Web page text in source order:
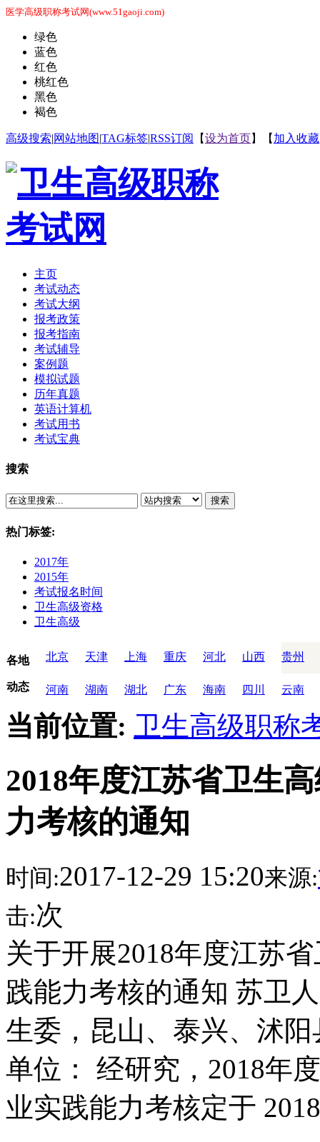
医学高级职称考试网(www.51gaoji.com)
绿色
蓝色
红色
桃红色
黑色
褐色
高级搜索|网站地图|TAG标签|RSS订阅 【设为首页】【 加入收藏
主页
考试动态
考试大纲
报考政策
报考指南
考试辅导
案例题
模拟试题
历年真题
英语计算机
考试用书
考试宝典
搜索
搜索
热门标签:
2017年
2015年
考试报名时间
卫生高级资格
卫生高级
各地
动态
北京 天津 上海 重庆 河北 山西 贵州
河南 湖南 湖北 广东 海南 四川 云南
当前位置: 卫生高级职称
2018年度江苏省卫生
力考核的通知
时间:2017-12-29 15:20来源:
击:次
关于开展2018年度江苏
践能力考核的通知 苏卫
生委，昆山、泰兴、沭
单位： 经研究，2018年
业实践能力考核定于